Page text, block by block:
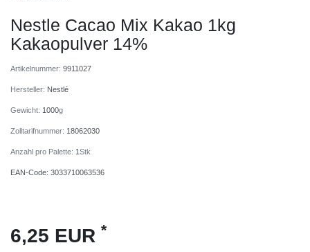
Nestle Cacao Mix Kakao 1kg
Kakaopulver 14%
Artikelnummer: 9911027
Hersteller: Nestlé
Gewicht: 1000g
Zolltarifnummer: 18062030
Anzahl pro Palette: 1Stk
EAN-Code: 3033710063536
6,25 EUR *